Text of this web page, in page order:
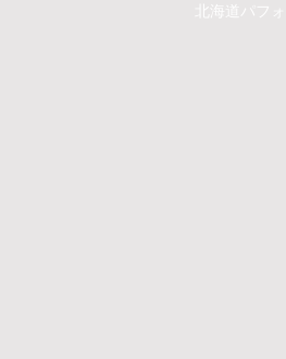
北海道パフ